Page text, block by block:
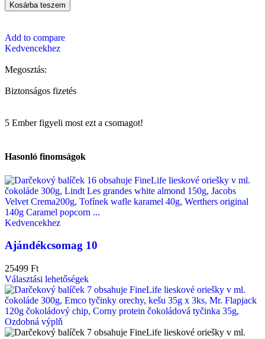
Kosárba teszem
Add to compare
Kedvencekhez
Megosztás:
Biztonságos fizetés
5 Ember figyeli most ezt a csomagot!
Hasonló finomságok
Kedvencekhez
Ajándékcsomag 10
25499 Ft
Választási lehetőségek